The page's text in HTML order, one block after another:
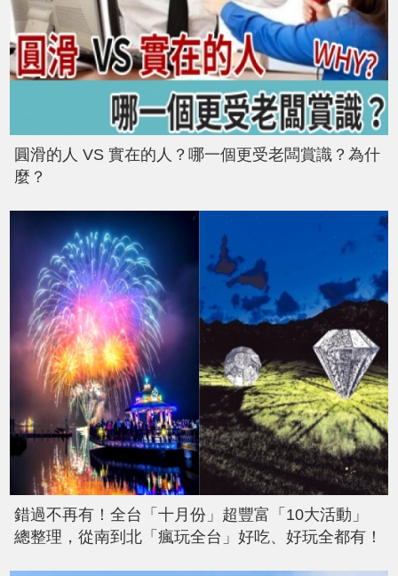
圓滑的人 VS 實在的人？哪一個更受老闆賞識？為什
麼？
錯過不再有！全台「十月份」超豐富「10大活動」
總整理，從南到北「瘋玩全台」好吃、好玩全都有！